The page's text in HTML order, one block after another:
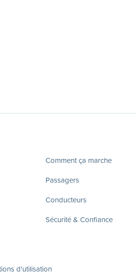
Comment ça marche
Passagers
Conducteurs
Sécurité & Confiance
d'utilisation